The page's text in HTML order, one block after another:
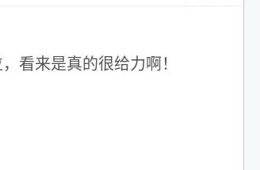
看来是真的很给力啊！